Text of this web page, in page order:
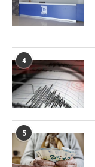
4
5